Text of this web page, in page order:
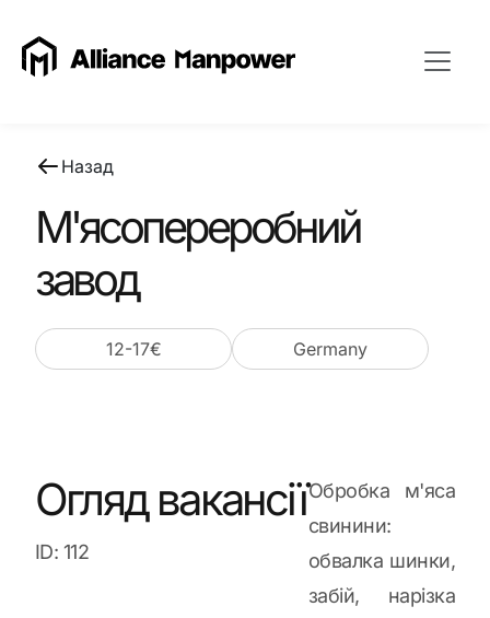
Назад
М'ясопереробний
завод
12-17€ Germany
Огляд вакансії
ID: 112
Обробка м'яса
свинини:
обвалка шинки,
забій, нарізка